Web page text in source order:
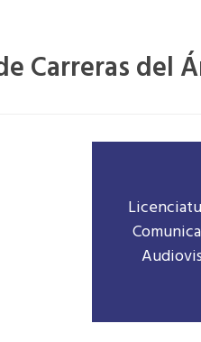
Carreras del